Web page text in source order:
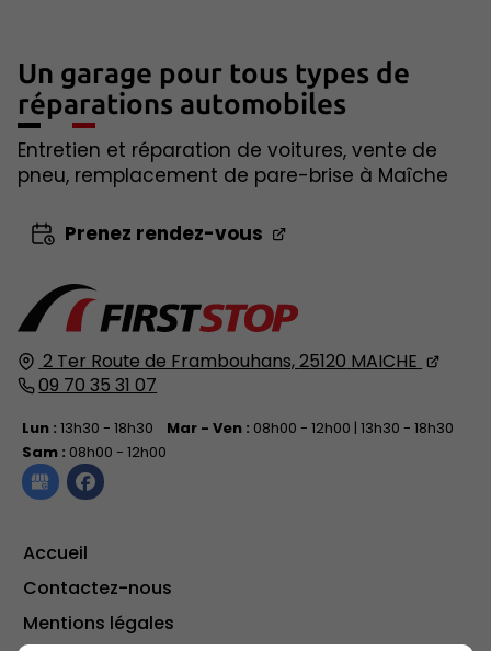
2 Ter Route de Frambouhans,25120 MAICHE
09 70 35 31 07
Lun :13h30 - 18h30 Mar - Ven : 08h00 - 12h00 | 13h30 - 18h30
Sam : 08h00 - 12h00
Accueil
Contactez-nous
Mentions légales
Un garage pour tous types de
réparations automobiles
Entretien et réparation de voitures, vente de
pneu, remplacement de pare-brise à Maîche
Prenez rendez-vous